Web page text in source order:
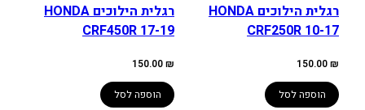
רגלית הילוכים HONDA
CRF250R 10-17
150.00₪
הוספה לסל
רגלית הילוכים HONDA
CRF450R 17-19
150.00₪
הוספה לסל